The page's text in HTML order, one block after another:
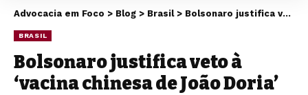
Advocacia em Foco > Blog > Brasil> Bolsonaro justifica veto à ‘vacina chinesa de João Doria’
BRASIL
Bolsonaro justifica veto à
‘vacina chinesa de João Doria’